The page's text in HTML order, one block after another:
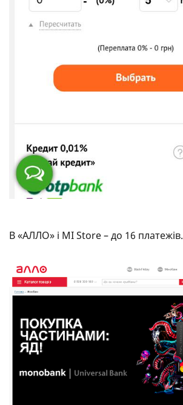
В «АЛЛО» і MI Store – до 16 платежів.